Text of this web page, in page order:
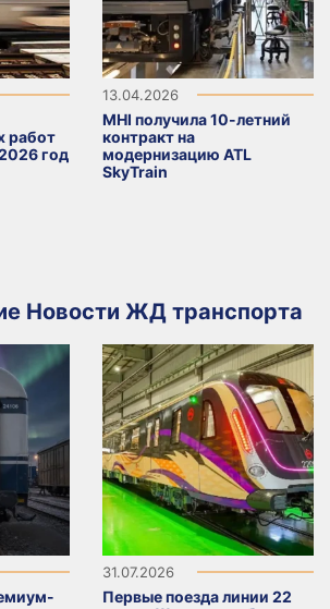
работ
год
13.04.2026
MHI получила 10-летний
контракт на
модернизацию ATL
SkyTrain
Новости ЖД транспорта
31.07.2026
Первые поезда линии 22